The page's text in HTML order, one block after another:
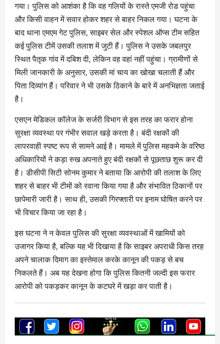
गया। पुलिस को आशंका है कि वह गलियों के रास्ते एमजी रोड पहुंचा
और किसी वाहन में सवार होकर शहर से बाहर निकल गया। घटना के
बाद थाना एमएम गेट पुलिस, साइबर सेल और स्पेशल ऑप्स टीम सहित
कई पुलिस टीमें उसकी तलाश में जुटी हैं। पुलिस ने उसके जबलपुर
स्थित पैतृक गांव में दबिश दी, लेकिन वह वहां नहीं पहुंचा। ग्रामीणों से
मिली जानकारी के अनुसार, उसकी मां चाय का खोखा चलाती हैं और
पिता दिव्यांग हैं। परिवार ने भी उसके ठिकाने के बारे में अनभिज्ञता जताई
है।
एसएन मेडिकल कॉलेज के सर्जरी विभाग से इस तरह का फरार होना
सुरक्षा व्यवस्था पर गंभीर सवाल खड़े करता है। बंदी रक्षकों की
लापरवाही स्पष्ट रूप से सामने आई है। मामले में पुलिस महकमे के वरिष्ठ
अधिकारियों ने कड़ा रुख अपनाते हुए बंदी रक्षकों से पूछताछ शुरू कर दी
है। डीसीपी सिटी सोनम कुमार ने बताया कि आरोपी की तलाश के लिए
शहर से बाहर भी टीमों को रवाना किया गया है और संभावित ठिकानों पर
छापेमारी जारी है। साथ ही, उसकी गिरफ्तारी पर इनाम घोषित करने पर
भी विचार किया जा रहा है।
इस घटना ने न केवल पुलिस की सुरक्षा व्यवस्थाओं में खामियों को
उजागर किया है, बल्कि यह भी दिखाया है कि साइबर अपराधी किस तरह
अपने चालाक दिमाग का इस्तेमाल करके कानून की पकड़ से बच
निकलते हैं। अब यह देखना होगा कि पुलिस कितनी जल्दी इस फरार
आरोपी को पकड़कर कानून के कटघरे में खड़ा कर पाती है।